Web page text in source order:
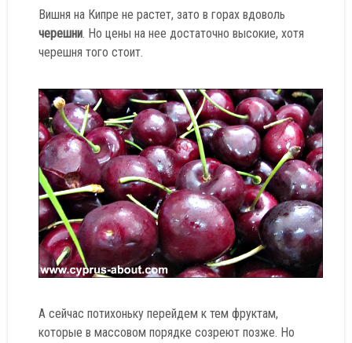
Вишня на Кипре не растет, зато в горах вдоволь
черешни. Но цены на нее достаточно высокие, хотя
черешня того стоит.
А сейчас потихоньку перейдем к тем фруктам,
которые в массовом порядке созреют позже. Но